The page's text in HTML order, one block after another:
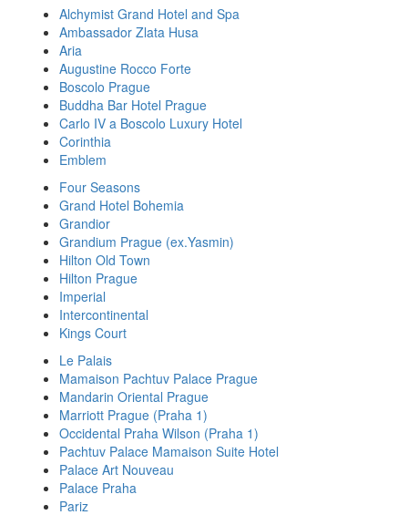
Alchymist Grand Hotel and Spa
Ambassador Zlata Husa
Aria
Augustine Rocco Forte
Boscolo Prague
Buddha Bar Hotel Prague
Carlo IV a Boscolo Luxury Hotel
Corinthia
Emblem
Four Seasons
Grand Hotel Bohemia
Grandior
Grandium Prague (ex.Yasmin)
Hilton Old Town
Hilton Prague
Imperial
Intercontinental
Kings Court
Le Palais
Mamaison Pachtuv Palace Prague
Mandarin Oriental Prague
Marriott Prague (Praha 1)
Occidental Praha Wilson (Praha 1)
Pachtuv Palace Mamaison Suite Hotel
Palace Art Nouveau
Palace Praha
Pariz